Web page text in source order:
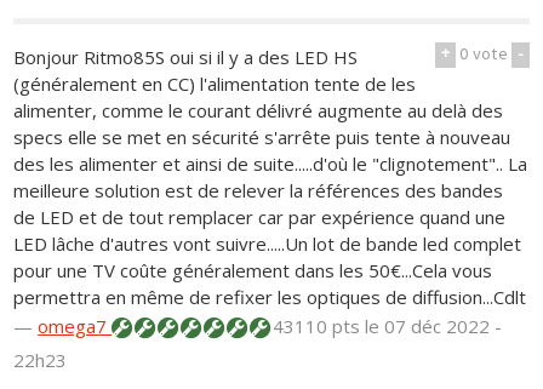
+ 0vote -
Bonjour Ritmo85S oui si il y a des LED HS
(généralement en CC) l'alimentation tente de les
alimenter, comme le courant délivré augmente au delà des
specs elle se met en sécurité s'arrête puis tente à nouveau
des les alimenter et ainsi de suite.....d'où le "clignotement".. La
meilleure solution est de relever la références des bandes
de LED et de tout remplacer car par expérience quand une
LED lâche d'autres vont suivre.....Un lot de bande led complet
pour une TV coûte généralement dans les 50€...Cela vous
permettra en même de refixer les optiques de diffusion...Cdlt
—omega7 43110 ptsle 07 déc 2022 -
22h23